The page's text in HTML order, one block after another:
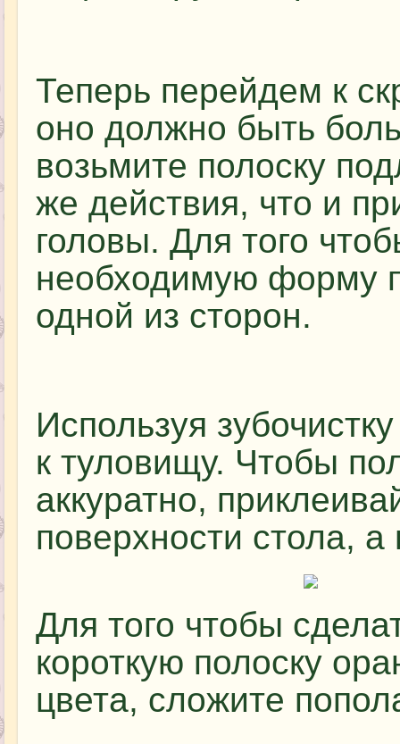
Теперь перейдем к
оно должно быть
возьмите полоску
же действия, что и
головы. Для того
необходимую форму
одной из сторон.
Используя
к туловищу. Чтобы
аккуратно,
поверхности стола, а
Для того чтобы
короткую полоску
цвета, сложите